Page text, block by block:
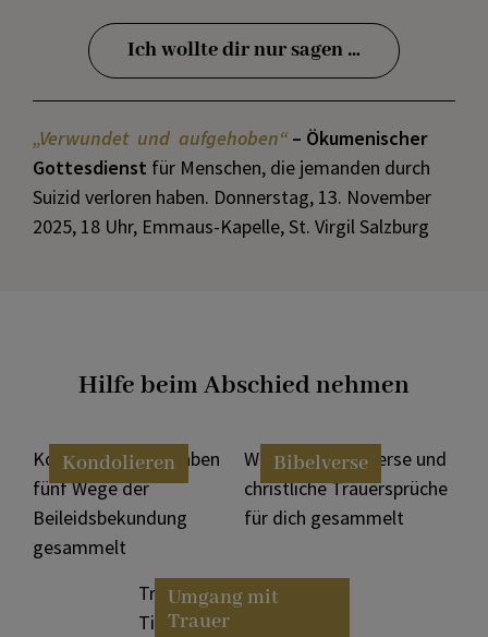
Ich wollte dir nur sagen …
„Verwundet und aufgehoben“ – Ökumenischer
Gottesdienst für Menschen, die jemanden durch
Suizid verloren haben. Donnerstag, 13. November
2025, 18 Uhr, Emmaus-Kapelle, St. Virgil Salzburg
Hilfe beim Abschied nehmen
Kondolieren
Kondolieren: Wir haben
fünf Wege der
Beileidsbekundung
gesammelt
Bibelverse
Wir haben Bibelverse und
christliche Trauersprüche
für dich gesammelt
Umgang mit
Trauer
Trauerprozess: Hilfreiche
Tipps im Umgang mit